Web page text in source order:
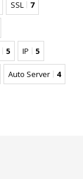
SSL 7
5 IP 5
Auto Server 4